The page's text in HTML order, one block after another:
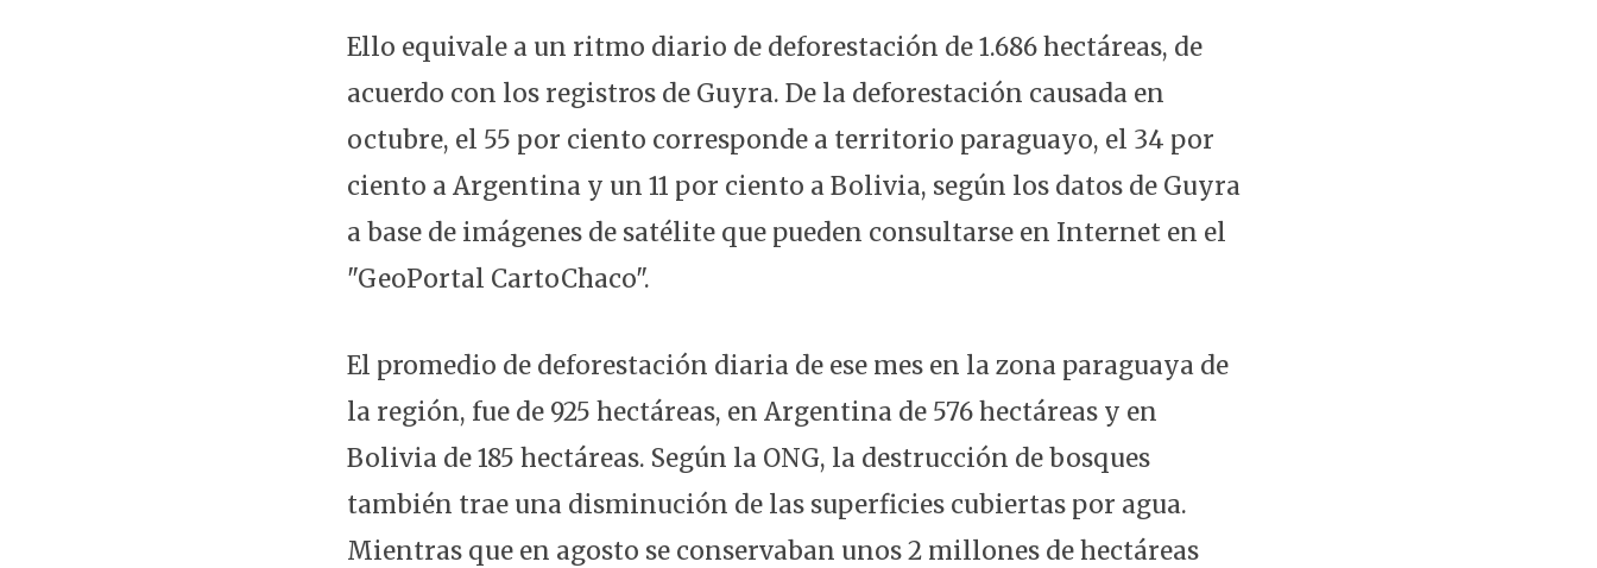
Ello equivale a un ritmo diario de deforestación de 1.686 hectáreas, de
acuerdo con los registros de Guyra. De la deforestación causada en
octubre, el 55 por ciento corresponde a territorio paraguayo, el 34 por
ciento a Argentina y un 11 por ciento a Bolivia, según los datos de Guyra
a base de imágenes de satélite que pueden consultarse en Internet en el
"GeoPortal CartoChaco".
El promedio de deforestación diaria de ese mes en la zona paraguaya de
la región, fue de 925 hectáreas, en Argentina de 576 hectáreas y en
Bolivia de 185 hectáreas. Según la ONG, la destrucción de bosques
también trae una disminución de las superficies cubiertas por agua.
Mientras que en agosto se conservaban unos 2 millones de hectáreas